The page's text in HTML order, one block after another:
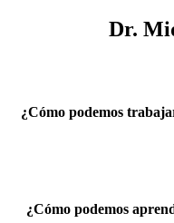
Dr.
¿Cómo podemos
¿Cómo podemos